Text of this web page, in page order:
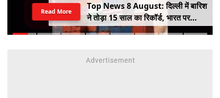
Top News 8 August: दिल्ली में बारिश
ने तोड़ा 15 साल का रिकॉर्ड, भारत पर
100% टैरिफ का खतरा; Gen Z पर कंगना
Read More